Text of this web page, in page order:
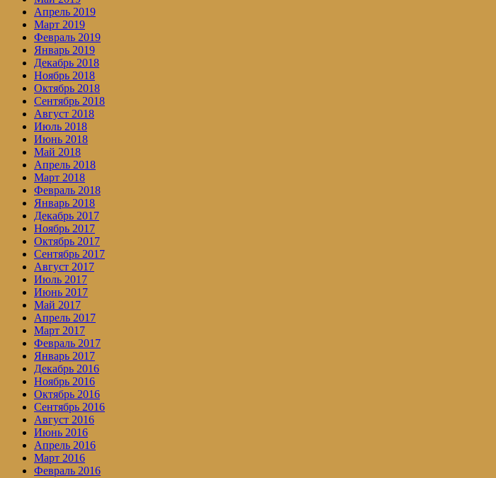
Апрель 2019
Март 2019
Февраль 2019
Январь 2019
Декабрь 2018
Ноябрь 2018
Октябрь 2018
Сентябрь 2018
Август 2018
Июль 2018
Июнь 2018
Май 2018
Апрель 2018
Март 2018
Февраль 2018
Январь 2018
Декабрь 2017
Ноябрь 2017
Октябрь 2017
Сентябрь 2017
Август 2017
Июль 2017
Июнь 2017
Май 2017
Апрель 2017
Март 2017
Февраль 2017
Январь 2017
Декабрь 2016
Ноябрь 2016
Октябрь 2016
Сентябрь 2016
Август 2016
Июнь 2016
Апрель 2016
Март 2016
Февраль 2016